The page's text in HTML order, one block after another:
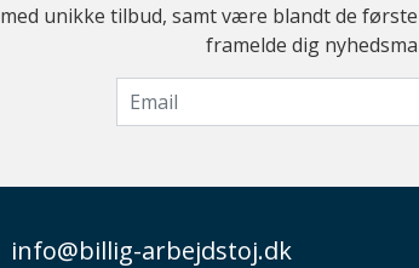
unikke tilbud, samt være blandt de
framelde dig
info@billig-arbejdstoj.dk